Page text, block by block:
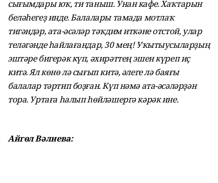
сығымдары юҡ, ти таныш. Унан кафе. Хаҡтарын
беләһегеҙ инде. Балалары тамада мотлаҡ
тигәндәр, ата-әсәләр тәҡдим иткәне отстой, улар
теләгәнде һайлағандар, 30 мең! Уҡытыусыларҙың
эштәре бигерәк күп, әхирәттең эшен күреп иҫ
китә. Ял көнө лә сығып китә, әлеге лә баяғы
балалар тәртип боҙған. Күп нәмә ата-әсәләрҙән
тора. Уртаға һалып һөйләшергә кәрәк ине.
Айгөл Вәлиева: